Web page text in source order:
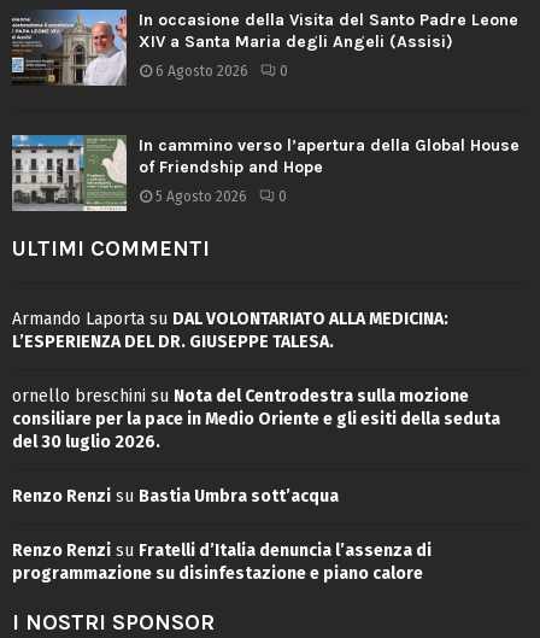
In occasione della Visita del Santo Padre Leone
XIV a Santa Maria degli Angeli (Assisi)
6 Agosto 2026 0
In cammino verso l’apertura della Global House
of Friendship and Hope
5 Agosto 2026 0
ULTIMI COMMENTI
Armando Laporta su DAL VOLONTARIATO ALLA MEDICINA:
L’ESPERIENZA DEL DR. GIUSEPPE TALESA.
ornello breschini su Nota del Centrodestra sulla mozione
consiliare per la pace in Medio Oriente e gli esiti della seduta
del 30 luglio 2026.
Renzo Renzi su Bastia Umbra sott’acqua
Renzo Renzi su Fratelli d’Italia denuncia l’assenza di
programmazione su disinfestazione e piano calore
I NOSTRI SPONSOR